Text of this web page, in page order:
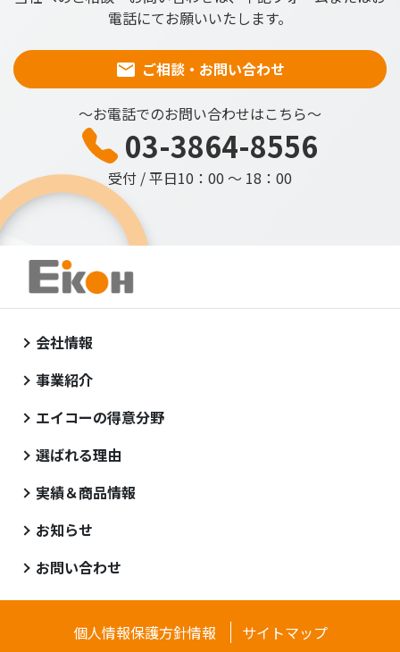
電話にてお願いいたします。
～お電話でのお問い合わせはこちら～
03-3864-8556
受付 / 平日10：00 ～ 18：00
ご相談・お問い合わせ
会社情報
事業紹介
エイコーの得意分野
選ばれる理由
実績＆商品情報
お知らせ
お問い合わせ
個人情報保護方針情報 サイトマップ